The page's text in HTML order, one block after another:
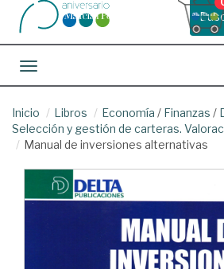
Toggle navigation
Inicio Libros Economía / Finanzas /
Selección y gestión de carteras.
Manual de inversiones alternativas